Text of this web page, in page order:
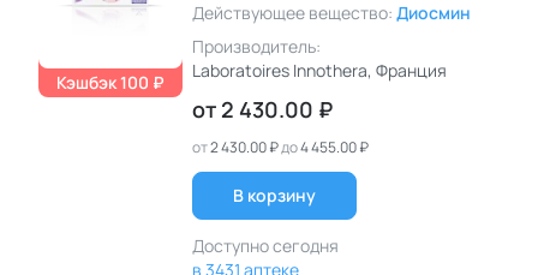
Кэшбэк 100 ₽
Действующее вещество: Диосмин
Производитель:
Laboratoires Innothera, Франция
от 2 430.00 ₽
от2 430.00 ₽до4 455.00 ₽
В корзину
Доступно сегодня
в 3431 аптеке